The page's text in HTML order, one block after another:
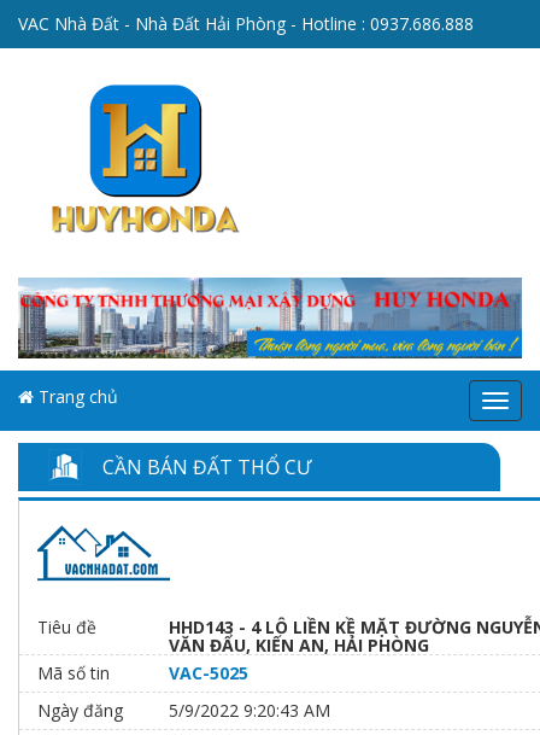
VAC Nhà Đất - Nhà Đất Hải Phòng - Hotline : 0937.686.888
Menu
Trang chủ
CẦN BÁN ĐẤT THỔ CƯ
Tiêu đề HHD143 - 4 LÔ LIỀN KỀ MẶT ĐƯỜNG
VĂN ĐẨU, KIẾN AN, HẢI PHÒNG
Mã số tin
VAC-5025
Ngày đăng
5/9/2022 9:20:43 AM